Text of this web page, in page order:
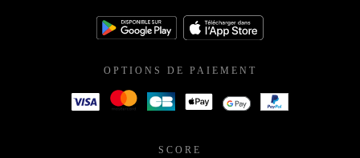
OPTIONS DE PAIEMENT
SCORE